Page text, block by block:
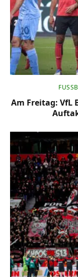
Am Freitag: VfL